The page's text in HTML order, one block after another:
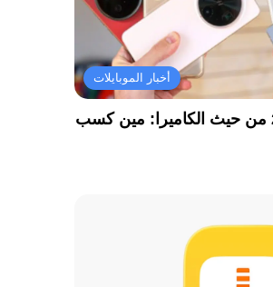
أخبار الموبايلات
أفضل موبايلات 2025 من حيث الكاميرا: مين كسب